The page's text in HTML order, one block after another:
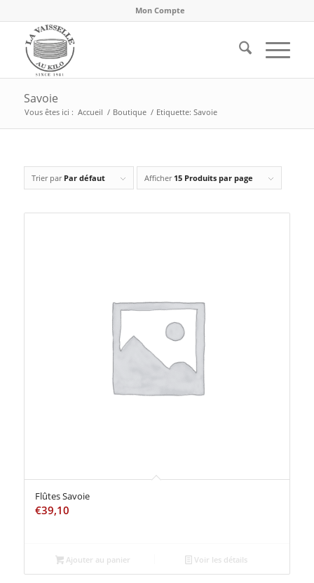
Mon Compte
Savoie
Vous êtes ici : Accueil / Boutique / Etiquette: Savoie
Trier par Par défaut Afficher 15 Produits par page
Flûtes Savoie
€39,10
Ajouter au panier Voir les détails